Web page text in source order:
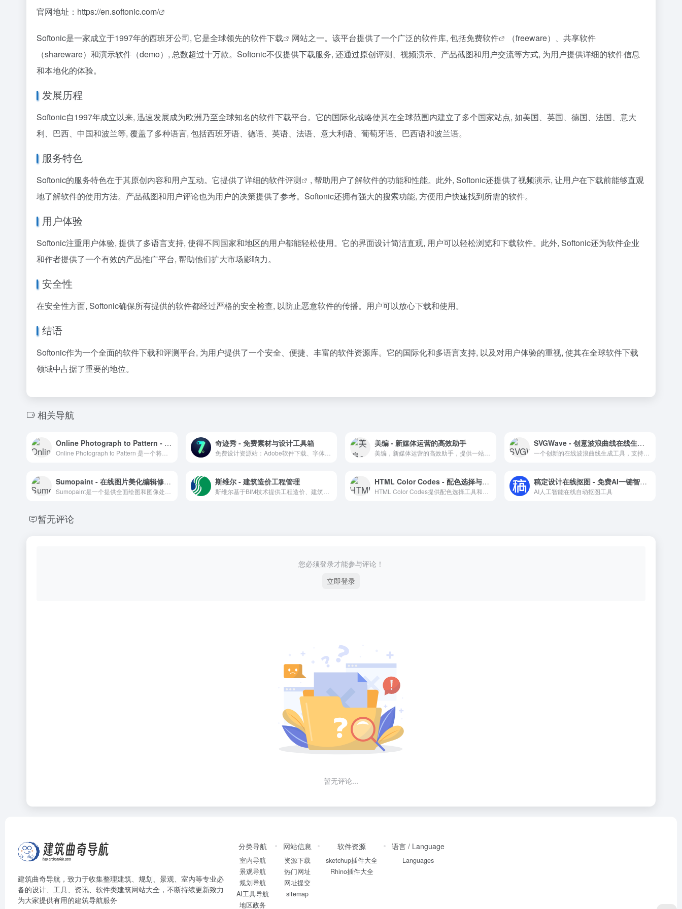
官网地址： https://en.softonic.com/
Softonic是一家成立于1997年的西班牙公司, 它是全球领先的软件下载 网站之一。该平台提供了一个广泛的软件库, 包括免费软件
（freeware）、共享软件
（shareware）和演示软件（demo）, 总数超过十万款。Softonic不仅提供下载服务, 还通过原创评测、视频演示、产品截图和用户交流等方式, 为用户提供详细的软件信息
和本地化的体验。
发展历程
Softonic自1997年成立以来, 迅速发展成为欧洲乃至全球知名的软件下载平台。它的国际化战略使其在全球范围内建立了多个国家站点, 如美国、英国、德国、法国、意大
利、巴西、中国和波兰等, 覆盖了多种语言, 包括西班牙语、德语、英语、法语、意大利语、葡萄牙语、巴西语和波兰语。
服务特色
Softonic的服务特色在于其原创内容和用户互动。它提供了详细的软件评测
, 帮助用户了解软件的功能和性能。此外, Softonic还提供了视频演示, 让用户在下载前能够直观
地了解软件的使用方法。产品截图和用户评论也为用户的决策提供了参考。Softonic还拥有强大的搜索功能, 方便用户快速找到所需的软件。
用户体验
Softonic注重用户体验, 提供了多语言支持, 使得不同国家和地区的用户都能轻松使用。它的界面设计简洁直观, 用户可以轻松浏览和下载软件。此外, Softonic还为软件企业
和作者提供了一个有效的产品推广平台, 帮助他们扩大市场影响力。
安全性
在安全性方面, Softonic确保所有提供的软件都经过严格的安全检查, 以防止恶意软件的传播。用户可以放心下载和使用。
结语
Softonic作为一个全面的软件下载和评测平台, 为用户提供了一个安全、便捷、丰富的软件资源库。它的国际化和多语言支持, 以及对用户体验的重视, 使其在全球软件下载
领域中占据了重要的地位。
相关导航
Online Photograph to Pattern - 在线图片转线稿效果工具 奇迹秀 - 免费素材与设计工具箱 美编 - 新媒体运营的高效助手 SVGWave - 创意波浪曲线在线生成平台
Sumopaint - 在线图片美化编辑修图工具 斯维尔 - 建筑造价工程管理 HTML Color Codes - 配色选择与教程资源 稿定设计在线抠图 - 免费AI一键智能抠图工具
AI人工智能在线自动抠图工具
暂无评论
您必须登录才能参与评论！
立即登录
暂无评论...
建筑曲奇导航 ，致力于收集整理建筑、规划、景观、室内等专业必
备的设计、工具、资讯、软件类建筑网站大全，不断持续更新致力
为大家提供有用的建筑导航服务
分类导航
室内导航
景观导航
规划导航
AI工具导航
地区政务
网站信息
资源下载
热门网址
网址提交
sitemap
软件资源
sketchup插件大全
Rhino插件大全
语言 / Language
Languages